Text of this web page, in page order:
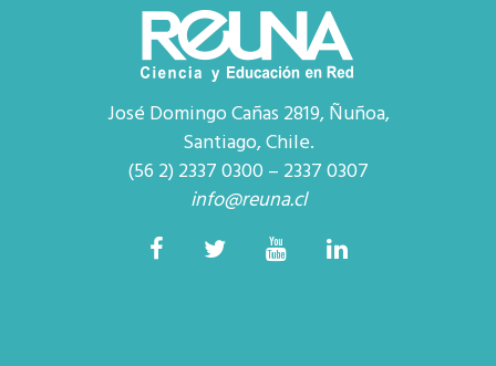
José Domingo Cañas 2819, Ñuñoa,
Santiago, Chile.
(56 2) 2337 0300 – 2337 0307
info@reuna.cl